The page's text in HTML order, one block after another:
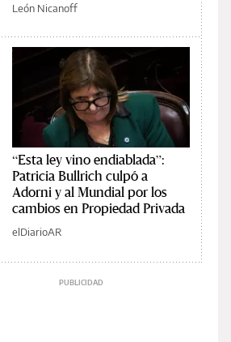
León Nicanoff
“Esta ley vino endiablada”:
Patricia Bullrich culpó a
Adorni y al Mundial por los
cambios en Propiedad Privada
elDiarioAR